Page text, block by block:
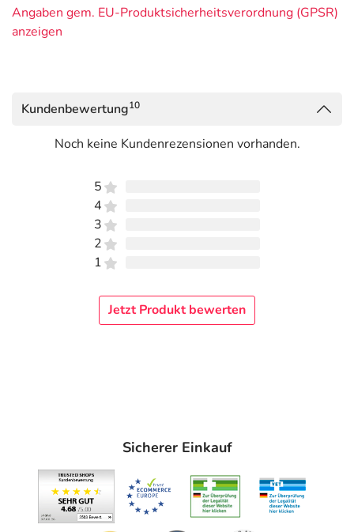
Angaben gem. EU-Produktsicherheitsverordnung (GPSR)
anzeigen
Kundenbewertung10
Noch keine Kundenrezensionen vorhanden.
5
4
3
2
1
Jetzt Produkt bewerten
Sicherer Einkauf